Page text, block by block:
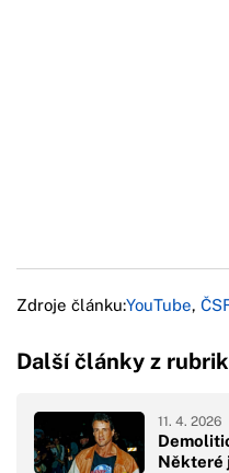
Zdroje článku:YouTube,
Další články z
Některé
11. 4. 2026